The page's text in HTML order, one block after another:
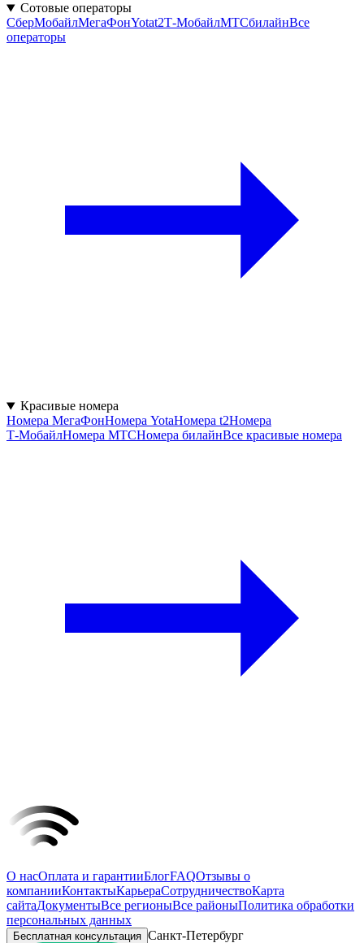
Сотовые операторы
СберМобайлМегаФонYotat2Т‑МобайлМТСбилайнВсе
операторы
Красивые номера
Номера МегаФонНомера YotaНомера t2Номера
Т‑МобайлНомера МТСНомера билайнВсе красивые номера
О насОплата и гарантииБлогFAQОтзывы о
компанииКонтактыКарьераСотрудничествоКарта
сайтаДокументыВсе регионыВсе районыПолитика обработки
персональных данных
Бесплатная консультация Санкт-Петербург